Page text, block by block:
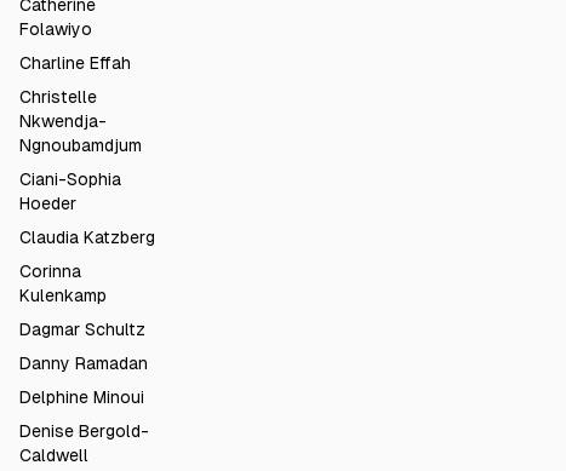
Catherine
Folawiyo
Charline Effah
Christelle
Nkwendja-
Ngnoubamdjum
Ciani-Sophia
Hoeder
Claudia Katzberg
Corinna
Kulenkamp
Dagmar Schultz
Danny Ramadan
Delphine Minoui
Denise Bergold-
Caldwell